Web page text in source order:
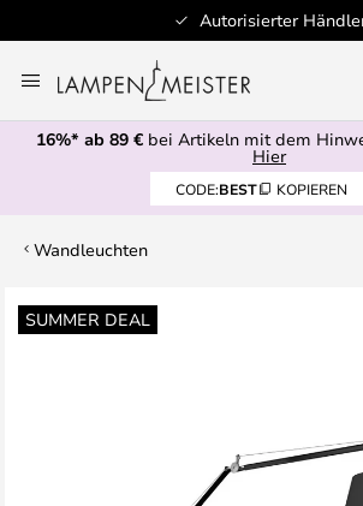
Autorisierter
Inhalt
springen
16%* ab 89 € bei Artikeln mit dem
Hier
CODE:BEST KOPIEREN
Wandleuchten
SUMMER DEAL
Zum
Ende